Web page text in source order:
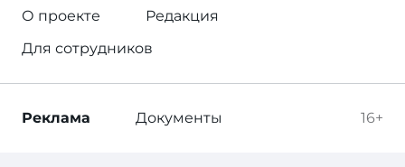
О проекте
Редакция
Для сотрудников
16+
Реклама Документы